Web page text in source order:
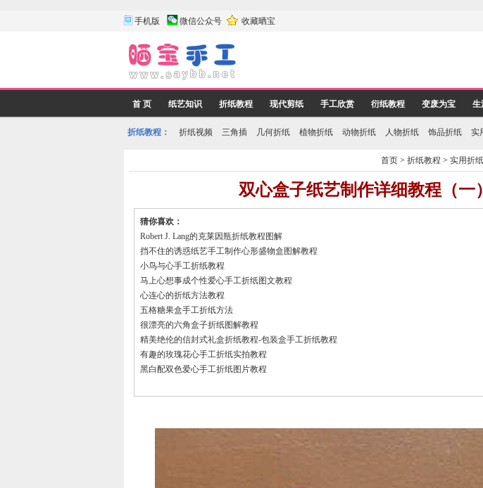
手机版 微信公众号 收藏晒宝
首 页 纸艺知识 折纸教程 现代剪纸 手工欣赏 衍纸教程 变废为宝 生
折纸教程： 折纸视频 三角插 几何折纸 植物折纸 动物折纸 人物折纸 饰品折纸 实
首页 >折纸教程 >实用折纸
双心盒子纸艺制作详细教程（一）
猜你喜欢：
Robert J. Lang的克莱因瓶折纸教程图解
挡不住的诱惑纸艺手工制作心形盛物盒图解教程
小鸟与心手工折纸教程
马上心想事成个性爱心手工折纸图文教程
心连心的折纸方法教程
五格糖果盒手工折纸方法
很漂亮的六角盒子折纸图解教程
精美绝伦的信封式礼盒折纸教程-包装盒手工折纸教程
有趣的玫瑰花心手工折纸实拍教程
黑白配双色爱心手工折纸图片教程